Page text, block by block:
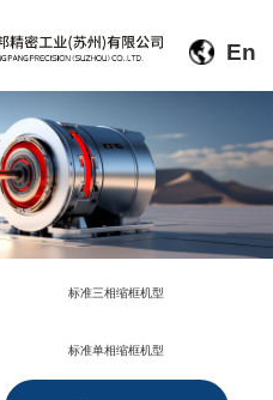
En
标准三相缩框机型
标准单相缩框机型